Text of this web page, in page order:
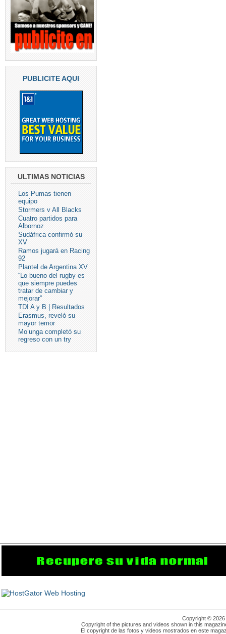
PUBLICITE AQUI
ULTIMAS NOTICIAS
Los Pumas tienen
equipo
Stormers v All Blacks
Cuatro partidos para
Albornoz
Sudáfrica confirmó su
XV
Ramos jugará en Racing
92
Plantel de Argentina XV
“Lo bueno del rugby es
que siempre puedes
tratar de cambiar y
mejorar”
TDI A y B | Resultados
Erasmus, reveló su
mayor temor
Mo’unga completó su
regreso con un try
Copyright © 2026
Copyright of the pictures and videos shown in this
El copyright de las fotos y videos mostrados en este